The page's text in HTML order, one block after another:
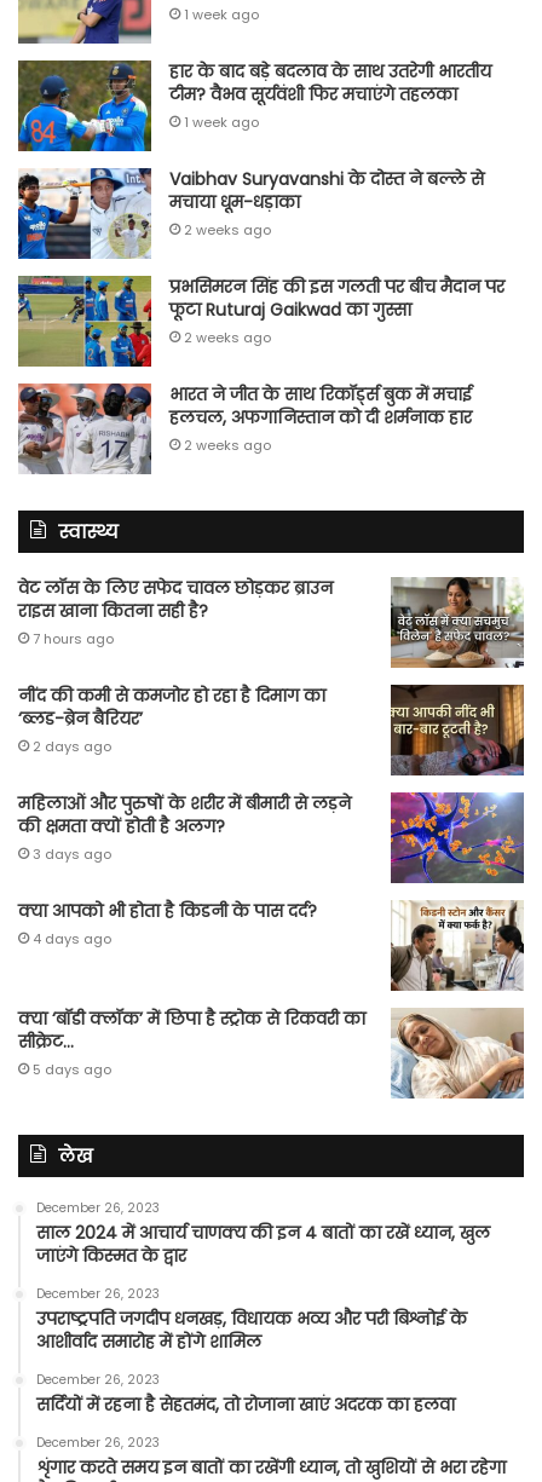
1 week ago
हार के बाद बड़े बदलाव के साथ उतरेगी भारतीय
टीम? वैभव सूर्यवंशी फिर मचाएंगे तहलका
1 week ago
Vaibhav Suryavanshi के दोस्त ने बल्ले से
मचाया धूम-धड़ाका
2 weeks ago
प्रभसिमरन सिंह की इस गलती पर बीच मैदान पर
फूटा Ruturaj Gaikwad का गुस्सा
2 weeks ago
भारत ने जीत के साथ रिकॉर्ड्स बुक में मचाई
हलचल, अफगानिस्तान को दी शर्मनाक हार
2 weeks ago
स्वास्थ्य
वेट लॉस के लिए सफेद चावल छोड़कर ब्राउन
राइस खाना कितना सही है?
7 hours ago
नींद की कमी से कमजोर हो रहा है दिमाग का
‘ब्लड-ब्रेन बैरियर’
2 days ago
महिलाओं और पुरुषों के शरीर में बीमारी से लड़ने
की क्षमता क्यों होती है अलग?
3 days ago
क्या आपको भी होता है किडनी के पास दर्द?
4 days ago
क्या ‘बॉडी क्लॉक’ में छिपा है स्ट्रोक से रिकवरी का
सीक्रेट…
5 days ago
लेख
December 26, 2023
साल 2024 में आचार्य चाणक्य की इन 4 बातों का रखें ध्यान, खुल
जाएंगे किस्मत के द्वार
December 26, 2023
उपराष्ट्रपति जगदीप धनखड़, विधायक भव्य और परी बिश्नोई के
आशीर्वाद समारोह में होंगे शामिल
December 26, 2023
सर्दियों में रहना है सेहतमंद, तो रोजाना खाएं अदरक का हलवा
December 26, 2023
शृंगार करते समय इन बातों का रखेंगी ध्यान, तो खुशियों से भरा रहेगा